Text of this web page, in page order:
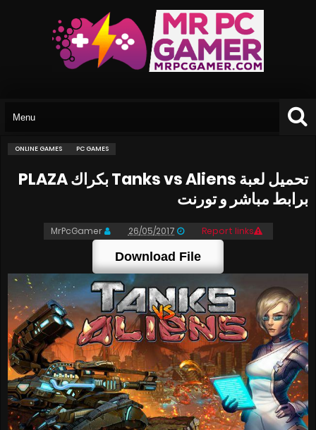
ONLINE GAMES PC GAMES
تحميل لعبة Tanks vs Aliens بكراك PLAZA
برابط مباشر و تورنت
MrPcGamer 26/05/2017 Report links
Download File